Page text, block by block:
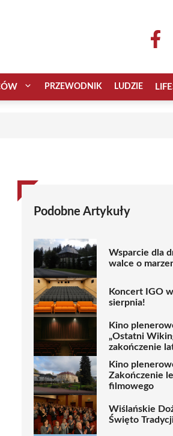
PRZEWODNIK LUDZIE
Podobne Artykuły
Wsparcie dla
walce o
Koncert IGO
sierpnia!
Kino
„Ostatni
zakończenie
Kino
Zakończenie
filmowego
Wiślańskie
Święto